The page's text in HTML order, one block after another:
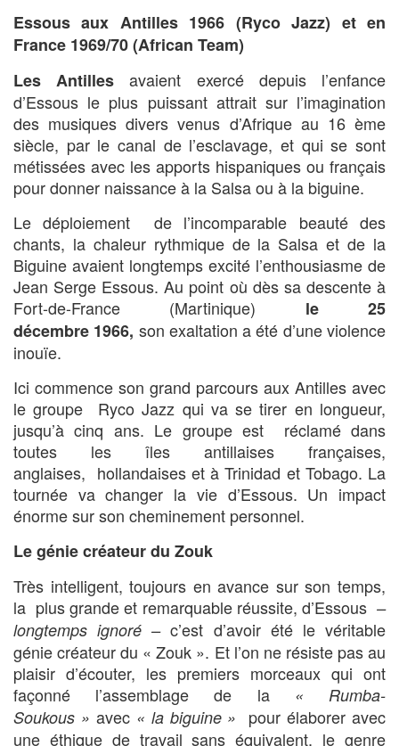
Essous aux Antilles 1966 (Ryco Jazz) et en
France 1969/70 (African Team)
Les Antilles avaient exercé depuis l’enfance
d’Essous le plus puissant attrait sur l’imagination
des musiques divers venus d’Afrique au 16 ème
siècle, par le canal de l’esclavage, et qui se sont
métissées avec les apports hispaniques ou français
pour donner naissance à la Salsa ou à la biguine.
Le déploiement de l’incomparable beauté des
chants, la chaleur rythmique de la Salsa et de la
Biguine avaient longtemps excité l’enthousiasme de
Jean Serge Essous. Au point où dès sa descente à
Fort-de-France (Martinique) le 25
décembre 1966, son exaltation a été d’une violence
inouïe.
Ici commence son grand parcours aux Antilles avec
le groupe Ryco Jazz qui va se tirer en longueur,
jusqu’à cinq ans. Le groupe est réclamé dans
toutes les îles antillaises françaises,
anglaises, hollandaises et à Trinidad et Tobago. La
tournée va changer la vie d’Essous. Un impact
énorme sur son cheminement personnel.
Le génie créateur du Zouk
Très intelligent, toujours en avance sur son temps,
la plus grande et remarquable réussite, d’Essous –
longtemps ignoré –c’est d’avoir été le véritable
génie créateur du « Zouk ». Et l’on ne résiste pas au
plaisir d’écouter, les premiers morceaux qui ont
façonné l’assemblage de la « Rumba-
Soukous » avec « la biguine » pour élaborer avec
une éthique de travail sans équivalent, le genre